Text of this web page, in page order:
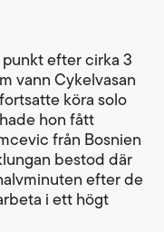
efter cirka 3
vann Cykelvasan
köra solo
hon fått
från Bosnien
bestod där
efter de
i ett högt